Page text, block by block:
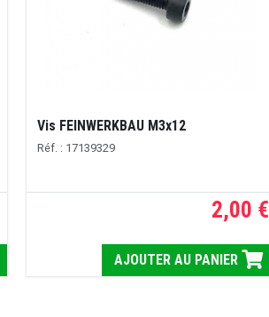
Vis FEINWERKBAU M3x12
Réf. : 17139329
2,00 €
AJOUTER AU PANIER